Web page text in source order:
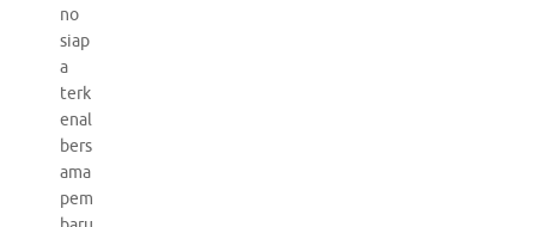
no
siap
a
terk
enal
bers
ama
pem